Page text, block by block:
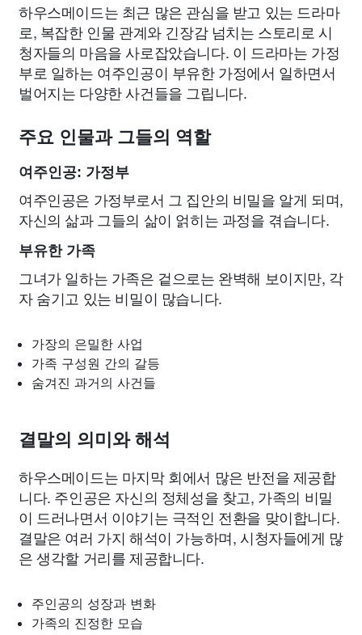
하우스메이드는 최근 많은 관심을 받고 있는 드라마
로, 복잡한 인물 관계와 긴장감 넘치는 스토리로 시
청자들의 마음을 사로잡았습니다. 이 드라마는 가정
부로 일하는 여주인공이 부유한 가정에서 일하면서
벌어지는 다양한 사건들을 그립니다.
주요 인물과 그들의 역할
여주인공: 가정부
여주인공은 가정부로서 그 집안의 비밀을 알게 되며,
자신의 삶과 그들의 삶이 얽히는 과정을 겪습니다.
부유한 가족
그녀가 일하는 가족은 겉으로는 완벽해 보이지만, 각
자 숨기고 있는 비밀이 많습니다.
가장의 은밀한 사업
가족 구성원 간의 갈등
숨겨진 과거의 사건들
결말의 의미와 해석
하우스메이드는 마지막 회에서 많은 반전을 제공합
니다. 주인공은 자신의 정체성을 찾고, 가족의 비밀
이 드러나면서 이야기는 극적인 전환을 맞이합니다.
결말은 여러 가지 해석이 가능하며, 시청자들에게 많
은 생각할 거리를 제공합니다.
주인공의 성장과 변화
가족의 진정한 모습